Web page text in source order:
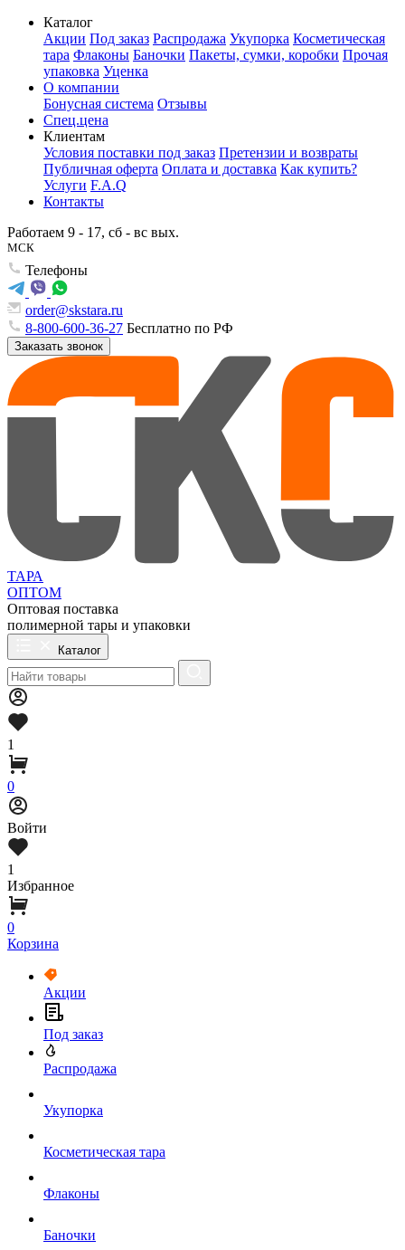
Каталог
Акции Под заказ Распродажа Укупорка Косметическая
тара Флаконы Баночки Пакеты, сумки, коробки Прочая
упаковка Уценка
О компании
Бонусная система Отзывы
Спец.цена
Клиентам
Условия поставки под заказ Претензии и возвраты
Публичная оферта Оплата и доставка Как купить?
Услуги F.A.Q
Контакты
Работаем 9 - 17, сб - вс вых.
МСК
Телефоны
order@skstara.ru
8-800-600-36-27 Бесплатно по РФ
Заказать звонок
ТАРА
ОПТОМ
Оптовая поставка
полимерной тары и упаковки
Каталог
1
0
Войти
1
Избранное
0
Корзина
Акции
Под заказ
Распродажа
Укупорка
Косметическая тара
Флаконы
Баночки